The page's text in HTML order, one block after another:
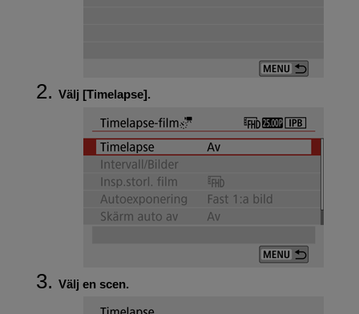
Välj [Timelapse].
Välj en scen.